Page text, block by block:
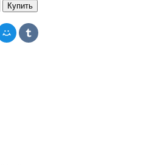
Купить